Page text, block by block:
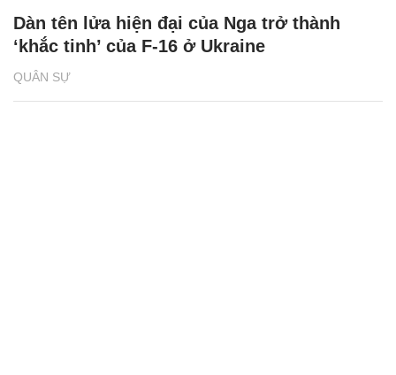
QUÂN SỰ
Dàn tên lửa hiện đại của Nga trở thành
‘khắc tinh’ của F-16 ở Ukraine